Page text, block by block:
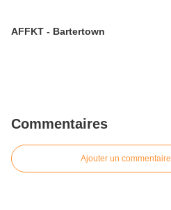
AFFKT - Bartertown
Commentaires
Ajouter un commentaire